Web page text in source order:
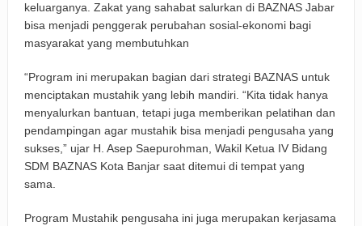
keluarganya. Zakat yang sahabat salurkan di BAZNAS Jabar
bisa menjadi penggerak perubahan sosial-ekonomi bagi
masyarakat yang membutuhkan
“Program ini merupakan bagian dari strategi BAZNAS untuk
menciptakan mustahik yang lebih mandiri. “Kita tidak hanya
menyalurkan bantuan, tetapi juga memberikan pelatihan dan
pendampingan agar mustahik bisa menjadi pengusaha yang
sukses,” ujar H. Asep Saepurohman, Wakil Ketua IV Bidang
SDM BAZNAS Kota Banjar saat ditemui di tempat yang
sama.
Program Mustahik pengusaha ini juga merupakan kerjasama